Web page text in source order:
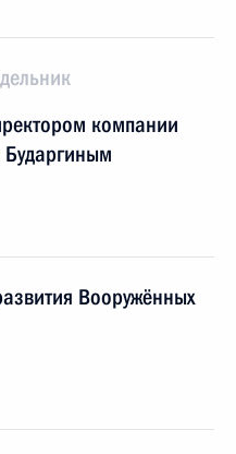
компании
Бударгиным
Вооружённых